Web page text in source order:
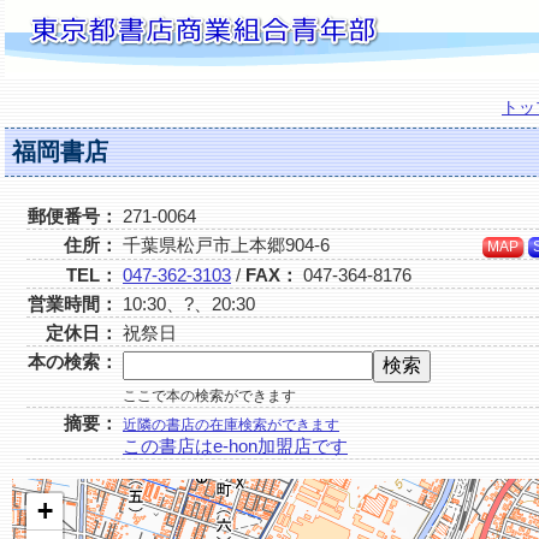
ト
福岡書店
郵便番号：
271-0064
住所： 千葉県松戸市上本郷904-6 MAP
TEL： 047-362-3103 / FAX： 047-364-8176
営業時間：
10:30、?、20:30
定休日： 祝祭日
本の検索：
ここで本の検索ができます
摘要： 近隣の書店の在庫検索ができます
この書店はe-hon加盟店です
+